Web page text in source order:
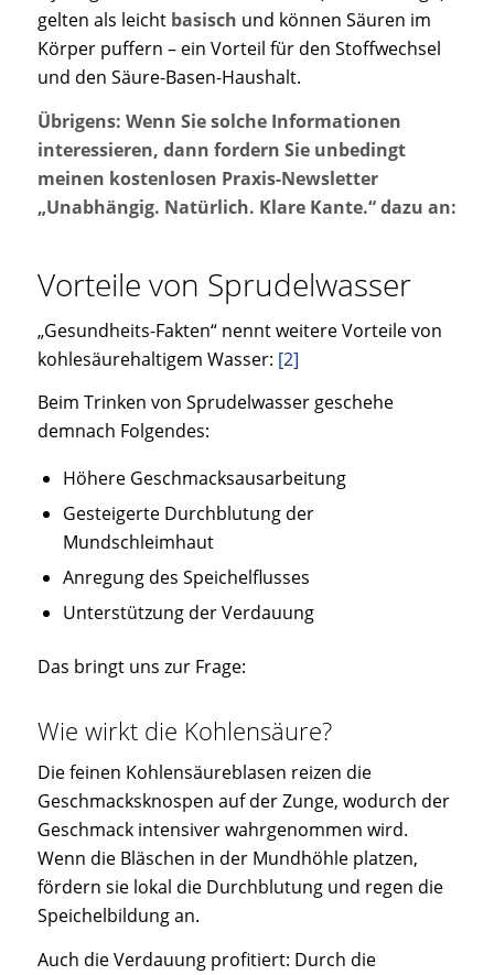
gelten als leicht basisch und können Säuren im
Körper puffern – ein Vorteil für den Stoffwechsel
und den Säure-Basen-Haushalt.
Übrigens: Wenn Sie solche Informationen
interessieren, dann fordern Sie unbedingt
meinen kostenlosen Praxis-Newsletter
„Unabhängig. Natürlich. Klare Kante.“ dazu an:
Vorteile von Sprudelwasser
„Gesundheits-Fakten“ nennt weitere Vorteile von
kohlesäurehaltigem Wasser: [2]
Beim Trinken von Sprudelwasser geschehe
demnach Folgendes:
Höhere Geschmacksausarbeitung
Gesteigerte Durchblutung der
Mundschleimhaut
Anregung des Speichelflusses
Unterstützung der Verdauung
Das bringt uns zur Frage:
Wie wirkt die Kohlensäure?
Die feinen Kohlensäureblasen reizen die
Geschmacksknospen auf der Zunge, wodurch der
Geschmack intensiver wahrgenommen wird.
Wenn die Bläschen in der Mundhöhle platzen,
fördern sie lokal die Durchblutung und regen die
Speichelbildung an.
Auch die Verdauung profitiert: Durch die